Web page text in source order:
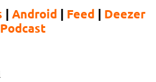
| Android | Feed | Deezer